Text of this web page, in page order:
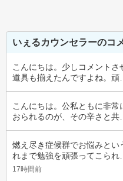
いぇるカウンセラーのコ
こんにちは。少しコメント
道具も揃えたんですよね。頑…
こんにちは。公私ともに非
おられるのが、その辛さと共…
燃え尽き症候群でお悩みとい
れまで勉強を頑張ってこられ…
17時間前